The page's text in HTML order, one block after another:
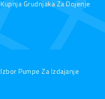
Kupnja Grudnjaka Za Dojenje
Izbor Pumpe Za Izdajanje